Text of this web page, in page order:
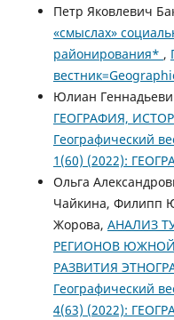
Петр Яковлевич
«смыслах»
районирования* ,
Юлиан
ГЕОГРАФИЯ,
Географический
1(60) (2022):
Ольга
Чайкина, Филипп
Жорова, АНАЛИЗ
РЕГИОНОВ ЮЖНОЙ
РАЗВИТИЯ
Географический
4(63) (2022):